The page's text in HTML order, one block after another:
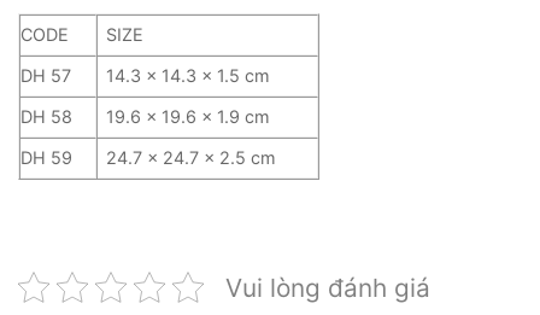
CODE
SIZE
DH 57
14.3 x 14.3 x 1.5 cm
DH 58
19.6 x 19.6 x 1.9 cm
DH 59
24.7 x 24.7 x 2.5 cm
Vui lòng đánh giá